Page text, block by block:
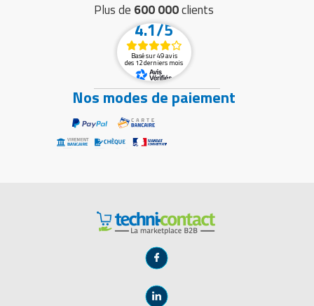
Plus de 600 000clients
4.1/5
Basé sur 49 avis
des 12 derniers mois
Nos modes de paiement